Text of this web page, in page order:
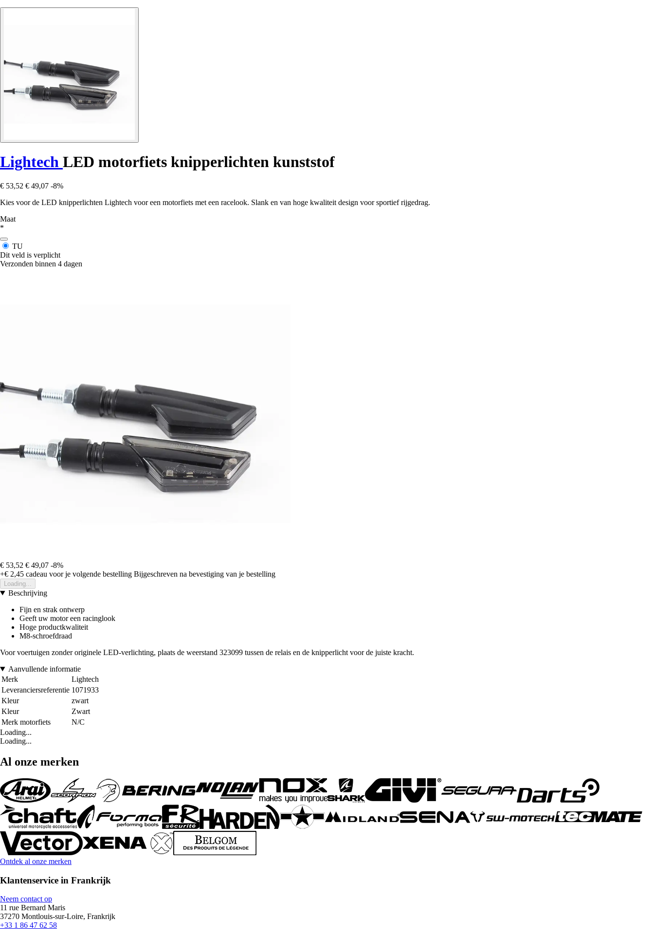
Lightech LED motorfiets knipperlichten kunststof
€ 53,52 € 49,07 -8%
Kies voor de LED knipperlichten Lightech voor een motorfiets met een racelook. Slank en van hoge kwaliteit design voor sportief rijgedrag.
Maat
*
TU
Dit veld is verplicht
Verzonden binnen 4 dagen
€ 53,52 € 49,07 -8%
+€ 2,45 cadeau voor je volgende bestelling Bijgeschreven na bevestiging van je bestelling
Loading...
Beschrijving
Fijn en strak ontwerp
Geeft uw motor een racinglook
Hoge productkwaliteit
M8-schroefdraad
Voor voertuigen zonder originele LED-verlichting, plaats de weerstand 323099 tussen de relais en de knipperlicht voor de juiste kracht.
Aanvullende informatie
Merk
Lightech
Leveranciersreferentie 1071933
Kleur
zwart
Kleur
Zwart
Merk motorfiets
N/C
Loading...
Loading...
Al onze merken
Ontdek al onze merken
Klantenservice in Frankrijk
Neem contact op
11 rue Bernard Maris
37270 Montlouis-sur-Loire, Frankrijk
+33 1 86 47 62 58